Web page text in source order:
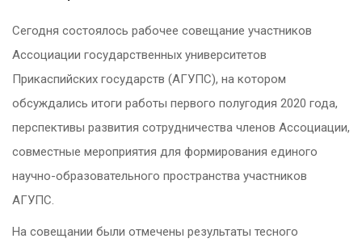
Сегодня состоялось рабочее совещание участников
Ассоциации государственных университетов
Прикаспийских государств (АГУПС), на котором
обсуждались итоги работы первого полугодия 2020 года,
перспективы развития сотрудничества членов Ассоциации,
совместные мероприятия для формирования единого
научно-образовательного пространства участников
АГУПС.
На совещании были отмечены результаты тесного